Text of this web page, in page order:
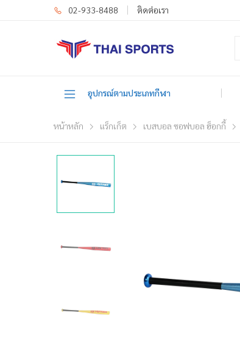
02-933-8488 ติดต่อเรา
อุปกรณ์ตามประเภทกีฬา
หน้าหลัก แร็กเก็ต เบสบอล ซอฟบอล ฮ็อกกี้